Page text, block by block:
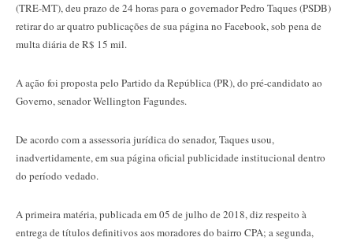
(TRE-MT), deu prazo de 24 horas para o governador Pedro Taques (PSDB)
retirar do ar quatro publicações de sua página no Facebook, sob pena de
multa diária de R$ 15 mil.
A ação foi proposta pelo Partido da República (PR), do pré-candidato ao
Governo, senador Wellington Fagundes.
De acordo com a assessoria jurídica do senador, Taques usou,
inadvertidamente, em sua página oficial publicidade institucional dentro
do período vedado.
A primeira matéria, publicada em 05 de julho de 2018, diz respeito à
entrega de títulos definitivos aos moradores do bairro CPA; a segunda,